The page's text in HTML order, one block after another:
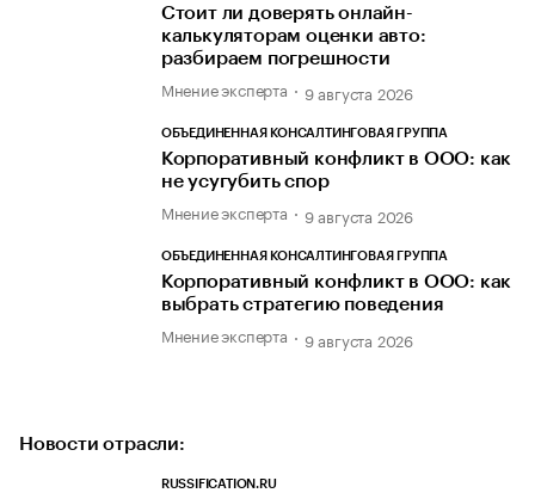
Стоит ли доверять онлайн-
калькуляторам оценки авто:
разбираем погрешности
Мнение эксперта 9 августа 2026
ОБЪЕДИНЕННАЯ КОНСАЛТИНГОВАЯ ГРУППА
Корпоративный конфликт в ООО: как
не усугубить спор
Мнение эксперта 9 августа 2026
ОБЪЕДИНЕННАЯ КОНСАЛТИНГОВАЯ ГРУППА
Корпоративный конфликт в ООО: как
выбрать стратегию поведения
Мнение эксперта 9 августа 2026
Новости отрасли:
RUSSIFICATION.RU